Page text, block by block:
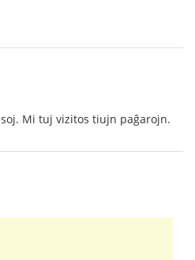
Mi tuj vizitos tiujn paĝarojn.